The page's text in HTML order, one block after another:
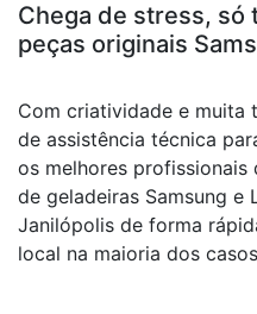
Chega de stress, só
peças originais
Com criatividade e muita
de assistência técnica
os melhores
de geladeiras Samsung e
Janilópolis de forma
local na maioria dos